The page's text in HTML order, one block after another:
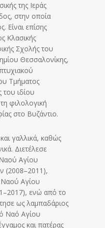
της Ιεράς
στην οποία
Είναι επίσης
Κλασικής
Σχολής του
Θεσσαλονίκης,
Τμήματος
του ιδίου
φιλολογική
στο Βυζάντιο.
γαλλικά, καθώς
Διετέλεσε
Αγίου
(2008–2011),
Αγίου
ενώ από το
ως λαμπαδάριος
Ναό Αγίου
και πατέρας